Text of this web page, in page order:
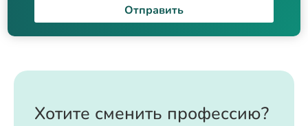
Отправить
Хотите сменить профессию?